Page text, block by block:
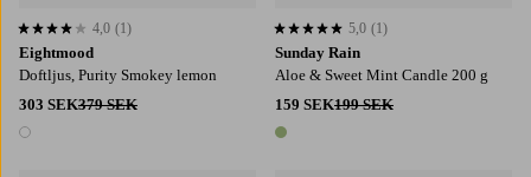
Eightmood
Doftljus, Purity Smokey lemon
303 SEK379 SEK
1 färg
4,0 baserat på 1 st betyg
4,0 (1)
Sunday Rain
Aloe & Sweet Mint Candle 200 g
159 SEK199 SEK
1 färg
5,0 baserat på 1 st betyg
5,0 (1)